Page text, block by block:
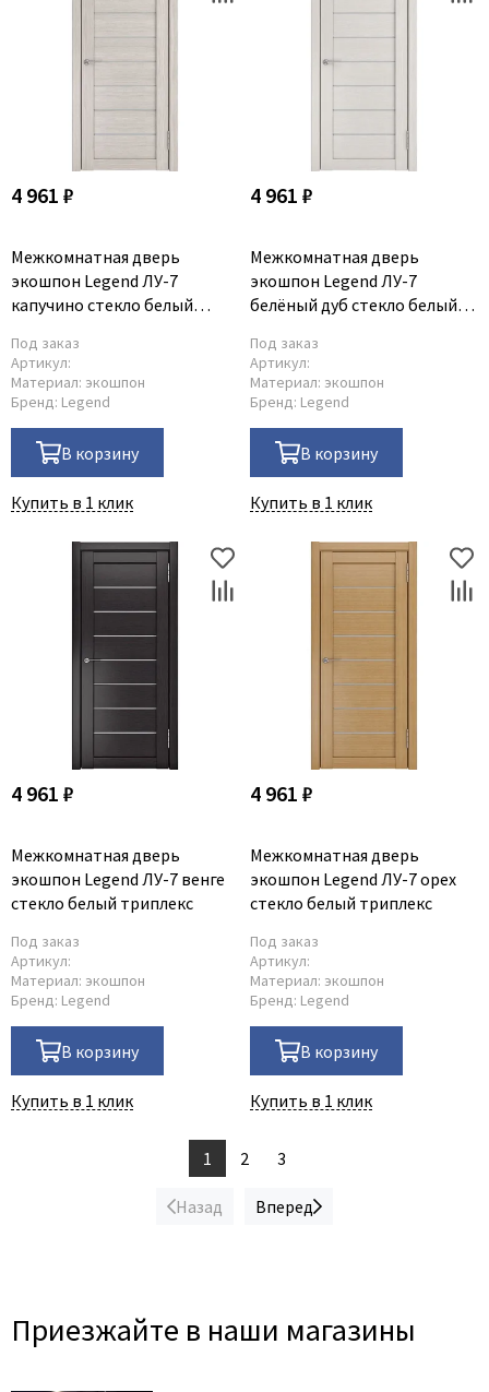
4 961 ₽
Межкомнатная дверь
экошпон Legend ЛУ-7
капучино стекло белый
Под заказ
Артикул:
Материал: экошпон
Бренд: Legend
В корзину
Купить в 1 клик
4 961 ₽
Межкомнатная дверь
экошпон Legend ЛУ-7
белёный дуб стекло белый
Под заказ
Артикул:
Материал: экошпон
Бренд: Legend
В корзину
Купить в 1 клик
4 961 ₽
Межкомнатная дверь
экошпон Legend ЛУ-7 венге
стекло белый триплекс
Под заказ
Артикул:
Материал: экошпон
Бренд: Legend
В корзину
Купить в 1 клик
4 961 ₽
Межкомнатная дверь
экошпон Legend ЛУ-7 орех
стекло белый триплекс
Под заказ
Артикул:
Материал: экошпон
Бренд: Legend
В корзину
Купить в 1 клик
Назад
1 2 3
Вперед
Приезжайте в наши магазины